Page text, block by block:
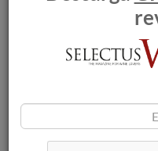
recomienda reservar con
Recibe
bandeja de